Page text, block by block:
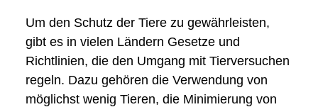
Um den Schutz der Tiere zu gewährleisten,
gibt es in vielen Ländern Gesetze und
Richtlinien, die den Umgang mit Tierversuchen
regeln. Dazu gehören die Verwendung von
möglichst wenig Tieren, die Minimierung von